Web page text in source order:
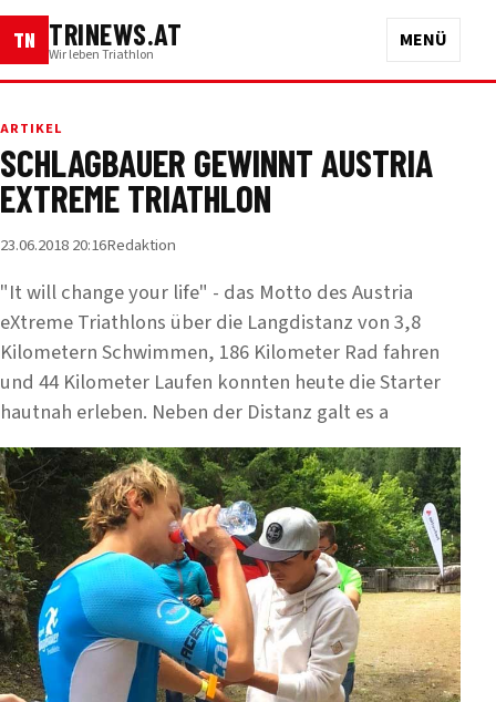
TN TRINEWS.AT
Wir leben Triathlon
MENÜ
ARTIKEL
SCHLAGBAUER GEWINNT AUSTRIA
EXTREME TRIATHLON
23.06.2018 20:16Redaktion
"It will change your life" - das Motto des Austria
eXtreme Triathlons über die Langdistanz von 3,8
Kilometern Schwimmen, 186 Kilometer Rad fahren
und 44 Kilometer Laufen konnten heute die Starter
hautnah erleben. Neben der Distanz galt es a